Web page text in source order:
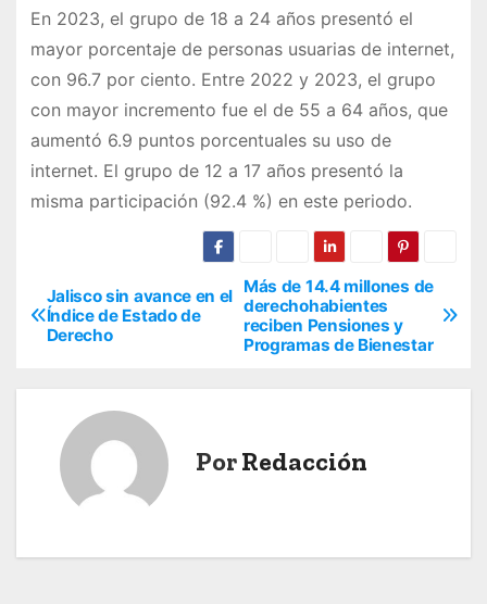
En 2023, el grupo de 18 a 24 años presentó el
mayor porcentaje de personas usuarias de internet,
con 96.7 por ciento. Entre 2022 y 2023, el grupo
con mayor incremento fue el de 55 a 64 años, que
aumentó 6.9 puntos porcentuales su uso de
internet. El grupo de 12 a 17 años presentó la
misma participación (92.4 %) en este periodo.
N
c
Más de 14.4 millones de
derechohabientes
reciben Pensiones y
Programas de Bienestar
Jalisco sin avance en el
Índice de Estado de
Derecho
PorRedacción